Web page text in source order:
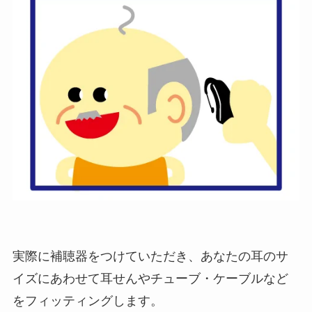
実際に補聴器をつけていただき、あなたの耳のサ
イズにあわせて耳せんやチューブ・ケーブルなど
をフィッティングします。